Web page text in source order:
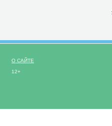
О САЙТЕ
12+